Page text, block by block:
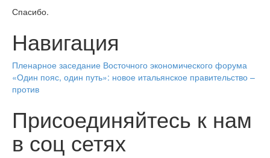
Спасибо.
Навигация
Пленарное заседание Восточного экономического форума
«Один пояс, один путь»: новое итальянское правительство –
против
Присоединяйтесь к нам
в соц сетях